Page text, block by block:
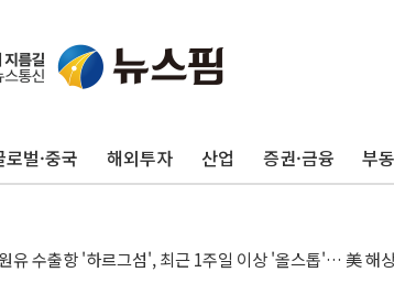
로벌·중국 해외투자 산업 증권·금융 부
고용 예상 밖 부진에 연준 금리 인상 가능성 낮아지며
파 기세 꺾이나…고용 감소에 9월 동결 전망 우세
·자폐증 행정명령 검토…"이르면 다음 주"
, 백악관 무도회장 공사 중단 명령…트럼프 제동
에 엔화 장중 급등…시장은 "또 개입했나" 촉각